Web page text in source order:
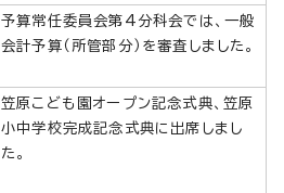
予算常任委員会第4分科会では、一般
会計予算（所管部分）を審査しました。
笠原こども園オープン記念式典、笠原
小中学校完成記念式典に出席しまし
た。